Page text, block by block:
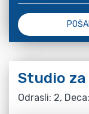
Studio za
Odrasli: 2,